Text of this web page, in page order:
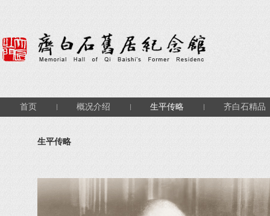
首页 概况介绍 生平传略 齐白石精品
生平传略